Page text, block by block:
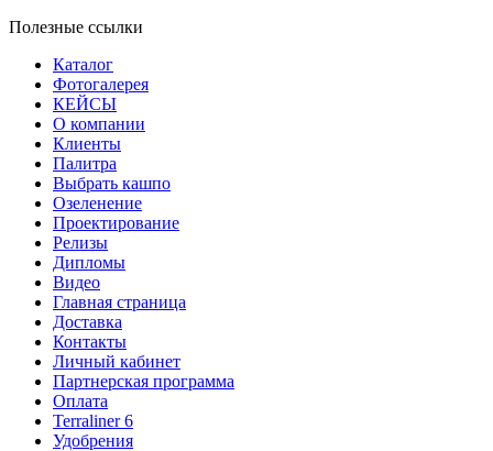
Полезные ссылки
Каталог
Фотогалерея
КЕЙСЫ
О компании
Клиенты
Палитра
Выбрать кашпо
Озеленение
Проектирование
Релизы
Дипломы
Видео
Главная страница
Доставка
Контакты
Личный кабинет
Партнерская программа
Оплата
Terraliner 6
Удобрения